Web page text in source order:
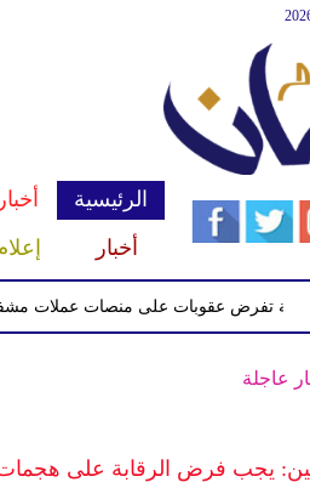
الرئيسية
أخبار
تفرض عقوبات على منصات عملات مشفرة
عاجلة
يجب فرض الرقابة على